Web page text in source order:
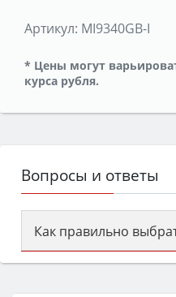
Артикул: MI9340GB-I
* Цены могут
курса рубля.
Вопросы и ответы
Как правильно
Сначала